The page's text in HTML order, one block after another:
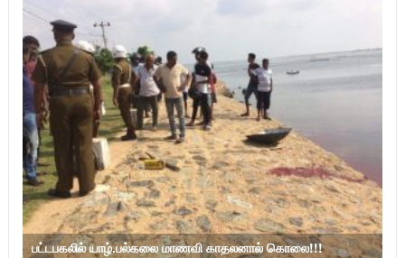
பட்டபகலில் யாழ்.பல்கலை மாணவி காதலனால் கொலை!!!